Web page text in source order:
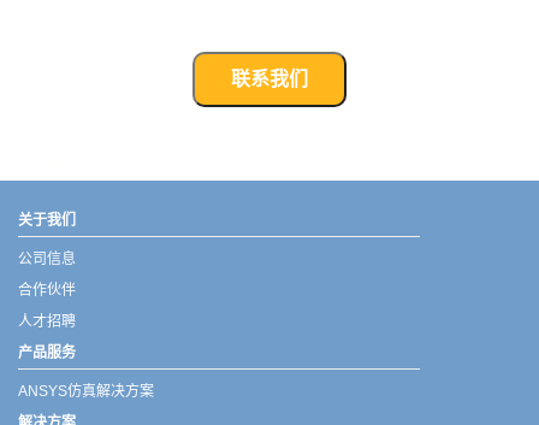
联系我们
关于我们
公司信息
合作伙伴
人才招聘
产品服务
ANSYS仿真解决方案